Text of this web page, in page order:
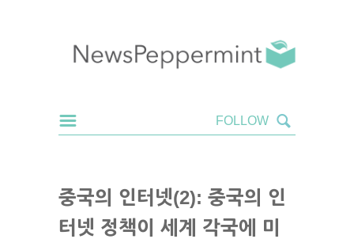
중국의 인터넷(2): 중국의 인
터넷 정책이 세계 각국에 미